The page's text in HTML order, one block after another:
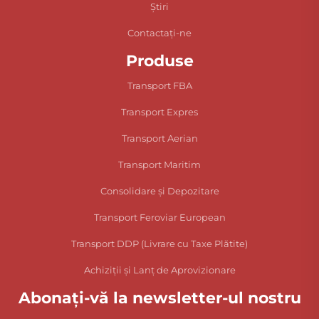
Știri
Contactați-ne
Produse
Transport FBA
Transport Expres
Transport Aerian
Transport Maritim
Consolidare și Depozitare
Transport Feroviar European
Transport DDP (Livrare cu Taxe Plătite)
Achiziții și Lanț de Aprovizionare
Abonați-vă la newsletter-ul nostru